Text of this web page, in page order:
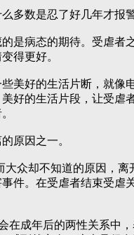
数是忍了好几年才报警
病态的期待。受虐者
得更好。
好的生活片断，就像
好的生活片段，让受虐
原因之一。
众却不知道的原因，离
件。在受虐者结束受虐
成年后的两性关系中，